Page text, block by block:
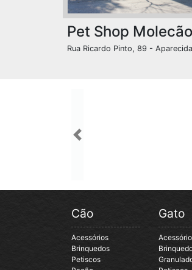
Pet Shop Molecão
Rua Ricardo Pinto, 89 -
Previous
Cão
Acessórios
Brinquedos
Petiscos
Gato